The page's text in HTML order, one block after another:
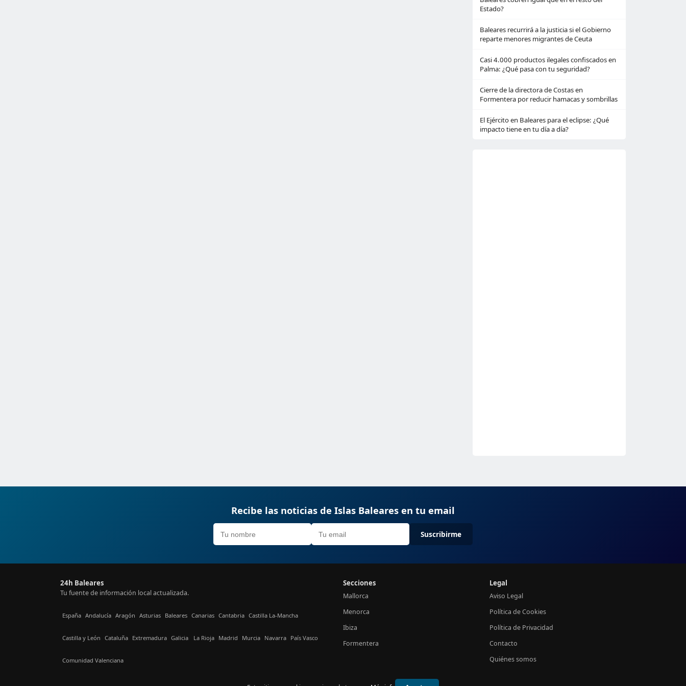
Estado?
Baleares recurrirá a la justicia si el Gobierno
reparte menores migrantes de Ceuta
Casi 4.000 productos ilegales confiscados en
Palma: ¿Qué pasa con tu seguridad?
Cierre de la directora de Costas en
Formentera por reducir hamacas y sombrillas
El Ejército en Baleares para el eclipse: ¿Qué
impacto tiene en tu día a día?
Recibe las noticias de Islas Baleares en tu email
Suscribirme
24h Baleares
Tu fuente de información local actualizada.
España Andalucía Aragón Asturias Baleares Canarias Cantabria Castilla La-Mancha
Castilla y León Cataluña Extremadura Galicia La Rioja Madrid Murcia Navarra País Vasco
Comunidad Valenciana
Secciones
Mallorca
Menorca
Ibiza
Formentera
Legal
Aviso Legal
Política de Cookies
Política de Privacidad
Contacto
Quiénes somos